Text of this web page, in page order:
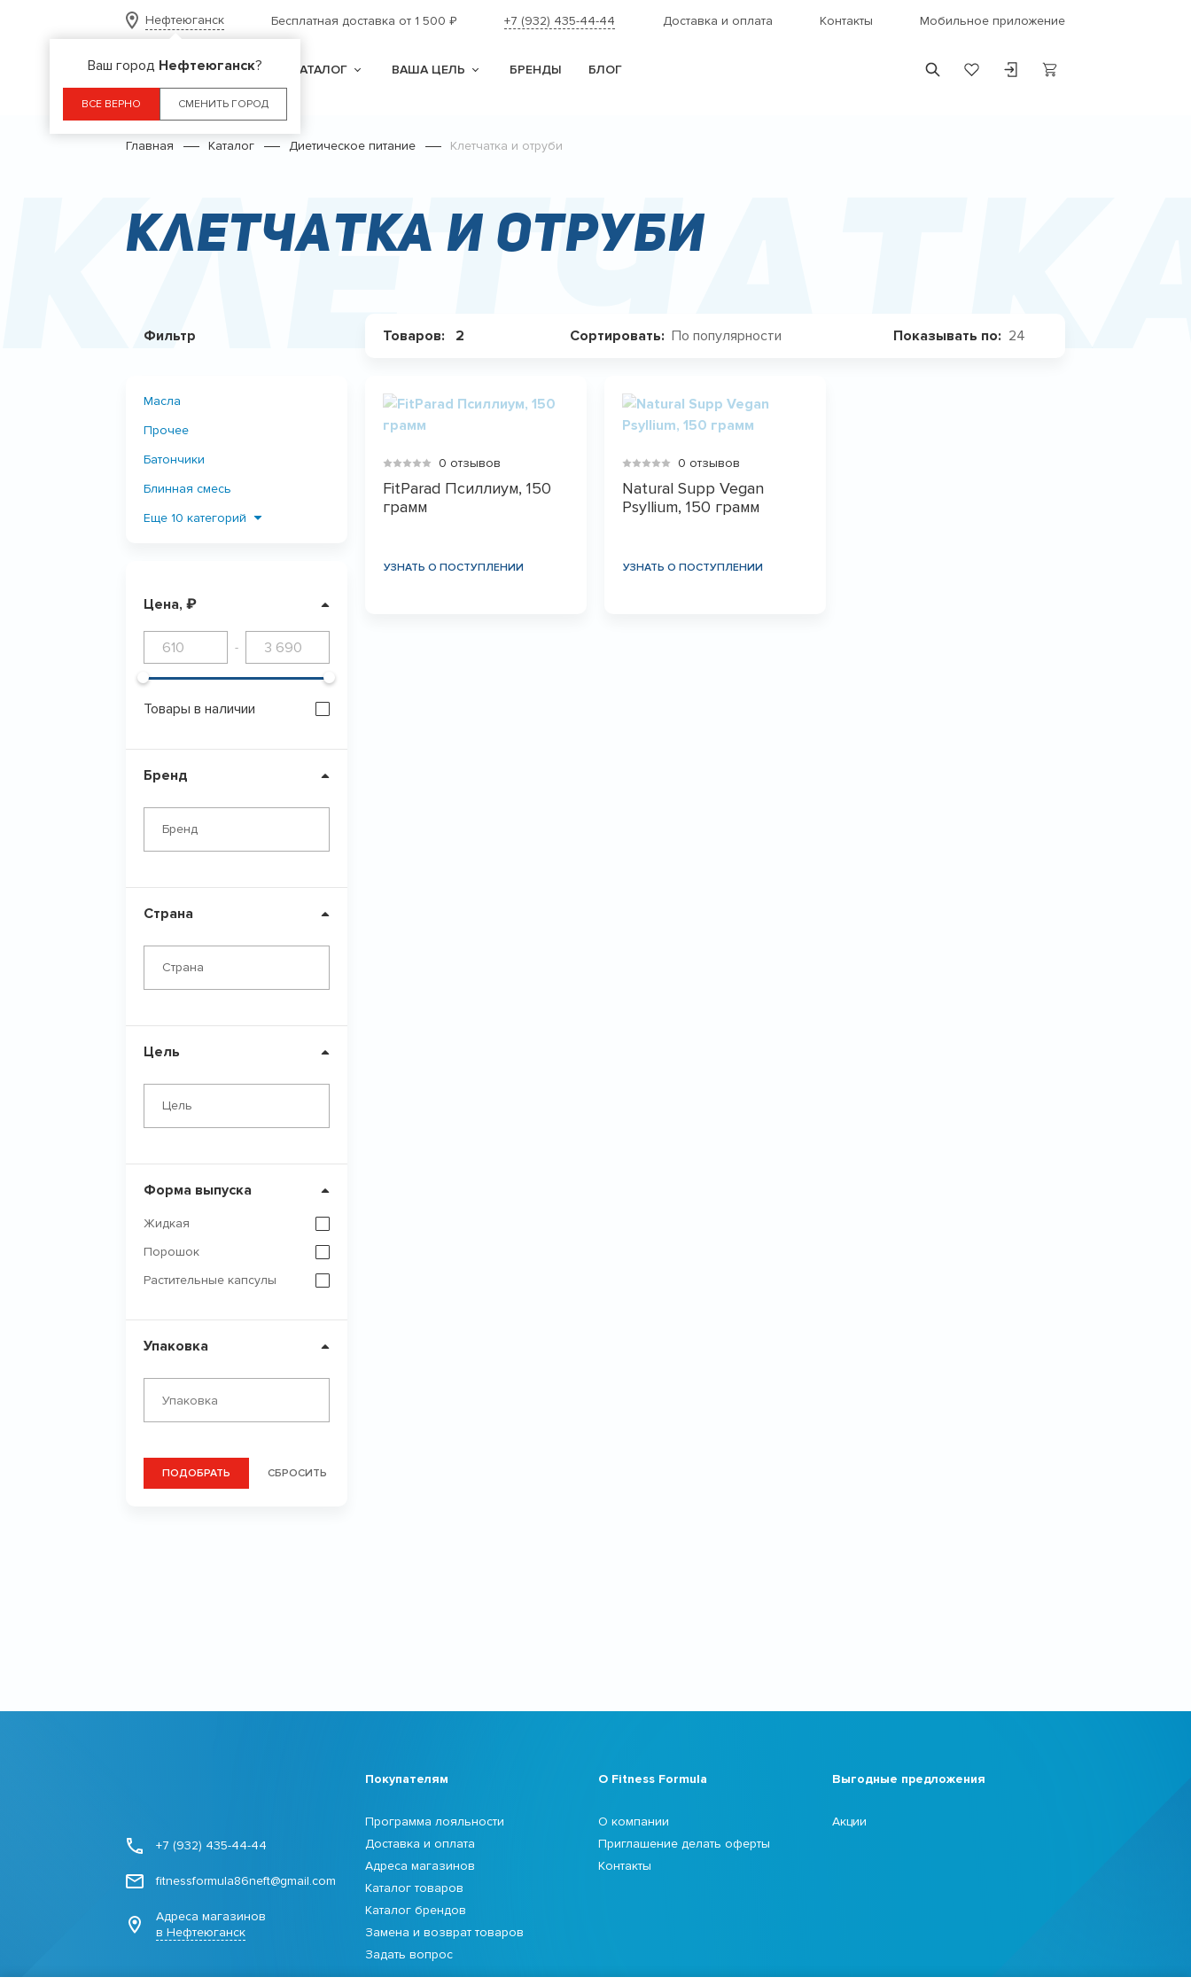
Нефтеюганск
Ваш город Нефтеюганск?
ВСЕ ВЕРНО СМЕНИТЬ ГОРОД
Бесплатная доставка от 1 500₽ +7 (932) 435-44-44 Доставка и оплата Контакты Мобильное приложение
КАТАЛОГ ВАША ЦЕЛЬ БРЕНДЫ БЛОГ
Главная Каталог Диетическое питание Клетчатка и отруби
Клетчатка и отруби
Фильтр
Масла
Прочее
Батончики
Блинная смесь
Мороженое
Продукты из кокоса
Сахарозаменители
Пасты
Супы, каши, завтраки
Напитки
Еще 10 категорий
ПОКАЗАТЬ
Цена, ₽
-
Товары в наличии
Бренд
Бренд
Страна
Страна
Цель
Цель
Форма выпуска
Жидкая
Порошок
Растительные капсулы
Упаковка
ПОДОБРАТЬ СБРОСИТЬ
Товаров: 2 Сортировать: По популярности Показывать по: 24
0 отзывов
FitParad Псиллиум, 150
грамм
УЗНАТЬ О ПОСТУПЛЕНИИ
0 отзывов
Natural Supp Vegan
Psyllium, 150 грамм
УЗНАТЬ О ПОСТУПЛЕНИИ
+7 (932) 435-44-44
fitnessformula86neft@gmail.com
Адреса магазинов
в Нефтеюганск
Покупателям
Программа лояльности
Доставка и оплата
Адреса магазинов
Каталог товаров
Каталог брендов
Замена и возврат товаров
Задать вопрос
О Fitness Formula
О компании
Приглашение делать оферты
Контакты
Выгодные предложения
Акции